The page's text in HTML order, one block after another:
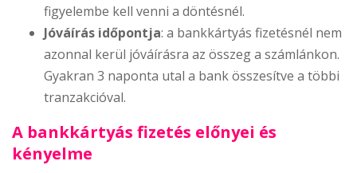
figyelembe kell venni a döntésnél.
Jóváírás időpontja: a bankkártyás fizetésnél nem
azonnal kerül jóváírásra az összeg a számlánkon.
Gyakran 3 naponta utal a bank összesítve a többi
tranzakcióval.
A bankkártyás fizetés előnyei és
kényelme